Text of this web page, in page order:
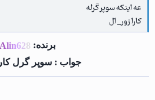
عه اینکه سوپر گرله
کارا زور_ ال
برنده:
جواب : سوپر گرل